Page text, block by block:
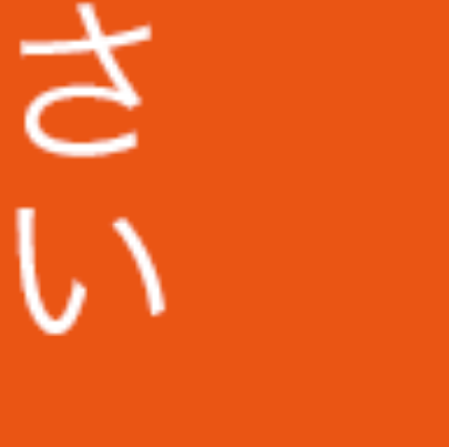
地方独立行政法人東京都健康長寿医療セ
コダマ樹脂工業株式会社様